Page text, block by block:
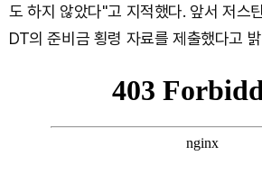
도 하지 않았다"고 지적했다. 앞서 저스
DT의 준비금 횡령 자료를 제출했다고